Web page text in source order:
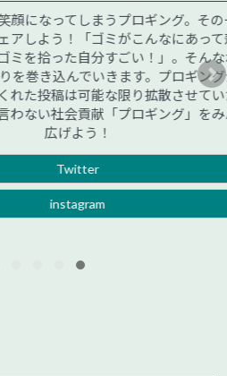
てしまうプロギング。その一場面
！「ゴミがこんなにあって悲しい
た自分すごい！」。そんなポジテ
んでいきます。プロギングジャパ
は可能な限り拡散させていただき
会貢献「プロギング」をみんなで
広げよう！
instagram